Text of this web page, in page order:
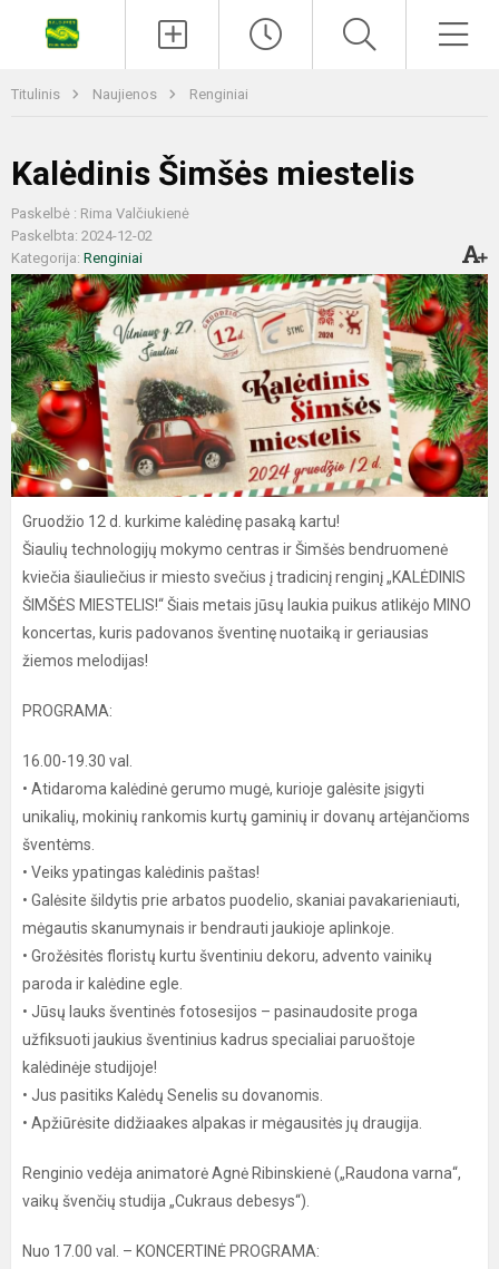
Titulinis Naujienos Renginiai
Kalėdinis Šimšės miestelis
Paskelbė : Rima Valčiukienė
Paskelbta: 2024-12-02
Kategorija: Renginiai
Gruodžio 12 d. kurkime kalėdinę pasaką kartu!
Šiaulių technologijų mokymo centras ir Šimšės bendruomenė
kviečia šiauliečius ir miesto svečius į tradicinį renginį „KALĖDINIS
ŠIMŠĖS MIESTELIS!“ Šiais metais jūsų laukia puikus atlikėjo MINO
koncertas, kuris padovanos šventinę nuotaiką ir geriausias
žiemos melodijas!
PROGRAMA:
16.00-19.30 val.
• Atidaroma kalėdinė gerumo mugė, kurioje galėsite įsigyti
unikalių, mokinių rankomis kurtų gaminių ir dovanų artėjančioms
šventėms.
• Veiks ypatingas kalėdinis paštas!
• Galėsite šildytis prie arbatos puodelio, skaniai pavakarieniauti,
mėgautis skanumynais ir bendrauti jaukioje aplinkoje.
• Grožėsitės floristų kurtu šventiniu dekoru, advento vainikų
paroda ir kalėdine egle.
• Jūsų lauks šventinės fotosesijos – pasinaudosite proga
užfiksuoti jaukius šventinius kadrus specialiai paruoštoje
kalėdinėje studijoje!
• Jus pasitiks Kalėdų Senelis su dovanomis.
• Apžiūrėsite didžiaakes alpakas ir mėgausitės jų draugija.
Renginio vedėja animatorė Agnė Ribinskienė („Raudona varna“,
vaikų švenčių studija „Cukraus debesys“).
Nuo 17.00 val. – KONCERTINĖ PROGRAMA: